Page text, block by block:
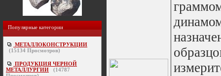
Популярные категории
МЕТАЛЛОКОНСТРУКЦИИ
(15134 Просмотров)
ПРОДУКЦИЯ ЧЕРНОЙ
МЕТАЛЛУРГИИ
(14787